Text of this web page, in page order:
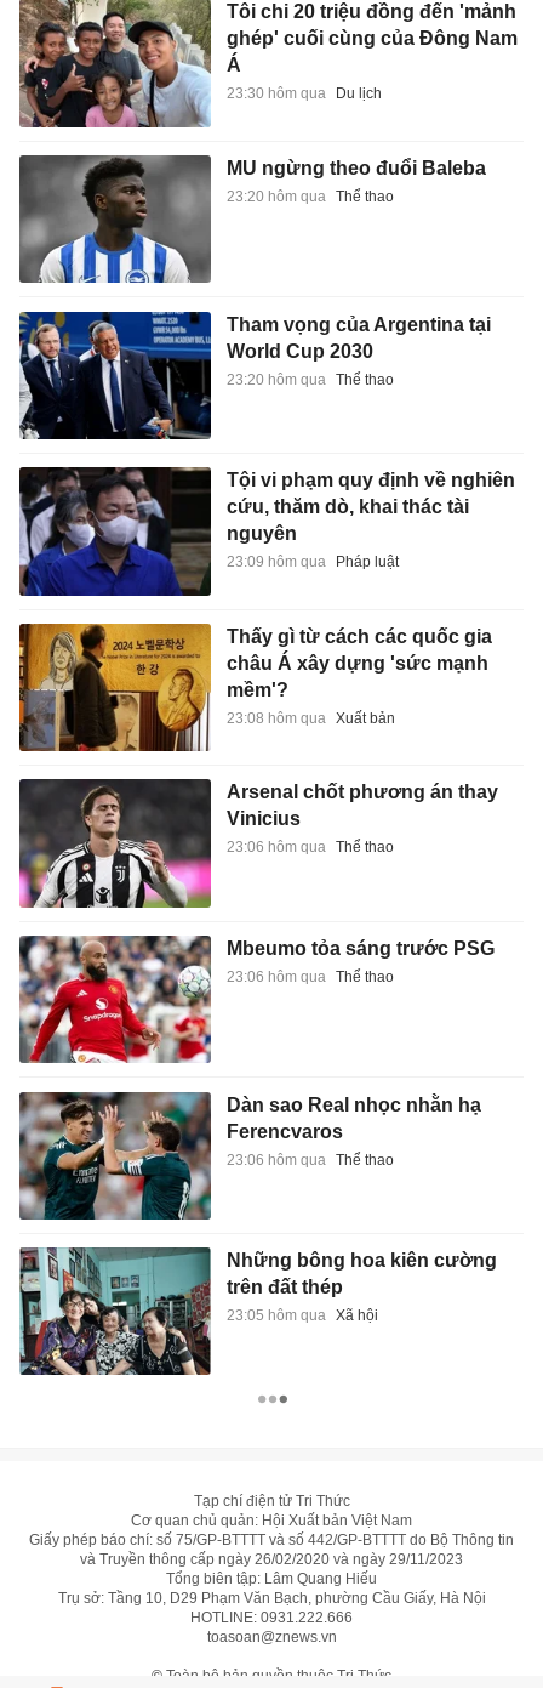
Tôi chi 20 triệu đồng đến 'mảnh
ghép' cuối cùng của Đông Nam
Á
23:30 hôm qua Du lịch
MU ngừng theo đuổi Baleba
23:20 hôm qua Thể thao
Tham vọng của Argentina tại
World Cup 2030
23:20 hôm qua Thể thao
Tội vi phạm quy định về nghiên
cứu, thăm dò, khai thác tài
nguyên
23:09 hôm qua Pháp luật
Thấy gì từ cách các quốc gia
châu Á xây dựng 'sức mạnh
mềm'?
23:08 hôm qua Xuất bản
Arsenal chốt phương án thay
Vinicius
23:06 hôm qua Thể thao
Mbeumo tỏa sáng trước PSG
23:06 hôm qua Thể thao
Dàn sao Real nhọc nhằn hạ
Ferencvaros
23:06 hôm qua Thể thao
Những bông hoa kiên cường
trên đất thép
23:05 hôm qua Xã hội
Tạp chí điện tử Tri Thức
Cơ quan chủ quản: Hội Xuất bản Việt Nam
Giấy phép báo chí: số 75/GP-BTTTT và số 442/GP-BTTTT do Bộ Thông tin
và Truyền thông cấp ngày 26/02/2020 và ngày 29/11/2023
Tổng biên tập: Lâm Quang Hiếu
Trụ sở: Tầng 10, D29 Phạm Văn Bạch, phường Cầu Giấy, Hà Nội
HOTLINE: 0931.222.666
toasoan@znews.vn
© Toàn bộ bản quyền thuộc Tri Thức